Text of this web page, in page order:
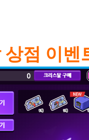
상점 이